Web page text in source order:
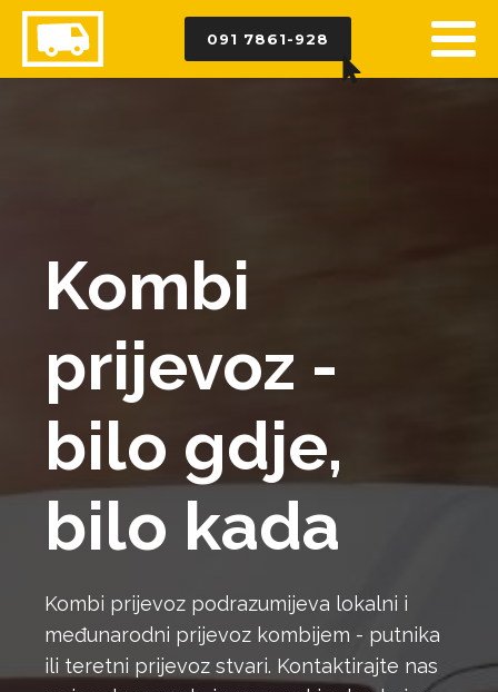
091 7861-928
Kombi
prijevoz -
bilo gdje,
bilo kada
Kombi prijevoz podrazumijeva lokalni i
međunarodni prijevoz kombijem - putnika
ili teretni prijevoz stvari. Kontaktirajte nas